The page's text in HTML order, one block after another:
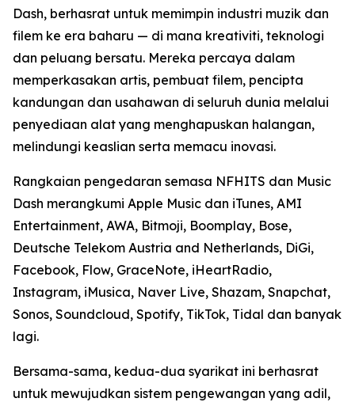
Dash, berhasrat untuk memimpin industri muzik dan
filem ke era baharu — di mana kreativiti, teknologi
dan peluang bersatu. Mereka percaya dalam
memperkasakan artis, pembuat filem, pencipta
kandungan dan usahawan di seluruh dunia melalui
penyediaan alat yang menghapuskan halangan,
melindungi keaslian serta memacu inovasi.
Rangkaian pengedaran semasa NFHITS dan Music
Dash merangkumi Apple Music dan iTunes, AMI
Entertainment, AWA, Bitmoji, Boomplay, Bose,
Deutsche Telekom Austria and Netherlands, DiGi,
Facebook, Flow, GraceNote, iHeartRadio,
Instagram, iMusica, Naver Live, Shazam, Snapchat,
Sonos, Soundcloud, Spotify, TikTok, Tidal dan banyak
lagi.
Bersama-sama, kedua-dua syarikat ini berhasrat
untuk mewujudkan sistem pengewangan yang adil,